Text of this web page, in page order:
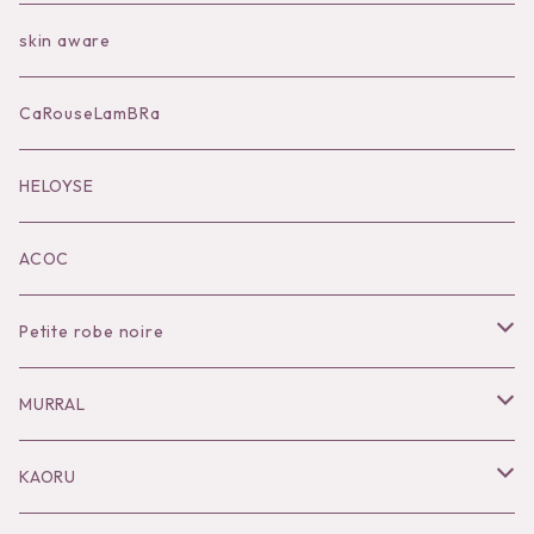
Bag
Accessories
Black series
KOKO別注
skin aware
CaRouseLamBRa
HELOYSE
ACOC
Petite robe noire
Necklace
Pierce
MURRAL
Outer
KAORU